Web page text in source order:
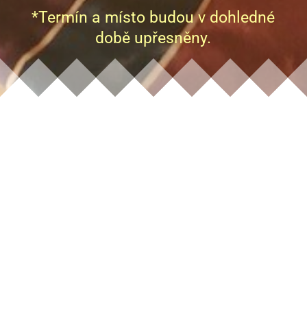
*Termín a místo budou v dohledné
době upřesněny.